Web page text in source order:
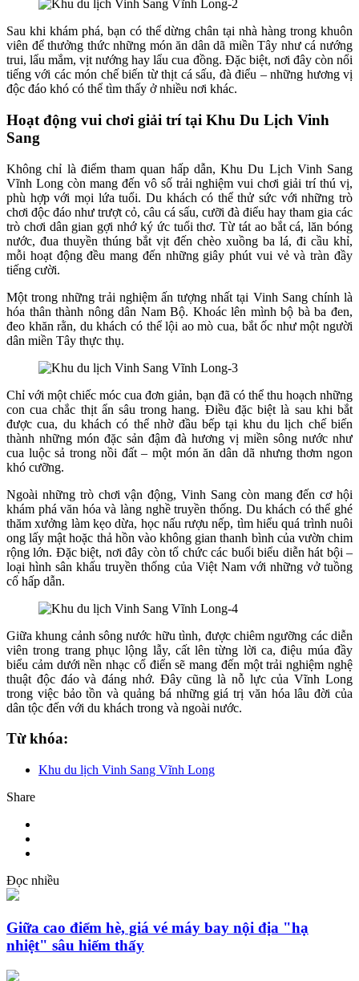
Sau khi khám phá, bạn có thể dừng chân tại nhà hàng trong khuôn
viên để thưởng thức những món ăn dân dã miền Tây như cá nướng
trui, lẩu mắm, vịt nướng hay lẩu cua đồng. Đặc biệt, nơi đây còn nổi
tiếng với các món chế biến từ thịt cá sấu, đà điểu – những hương vị
độc đáo khó có thể tìm thấy ở nhiều nơi khác.
Hoạt động vui chơi giải trí tại Khu Du Lịch Vinh
Sang
Không chỉ là điểm tham quan hấp dẫn, Khu Du Lịch Vinh Sang
Vĩnh Long còn mang đến vô số trải nghiệm vui chơi giải trí thú vị,
phù hợp với mọi lứa tuổi. Du khách có thể thử sức với những trò
chơi độc đáo như trượt cỏ, câu cá sấu, cưỡi đà điểu hay tham gia các
trò chơi dân gian gợi nhớ ký ức tuổi thơ. Từ tát ao bắt cá, lăn bóng
nước, đua thuyền thúng bắt vịt đến chèo xuồng ba lá, đi cầu khỉ,
mỗi hoạt động đều mang đến những giây phút vui vẻ và tràn đầy
tiếng cười.
Một trong những trải nghiệm ấn tượng nhất tại Vinh Sang chính là
hóa thân thành nông dân Nam Bộ. Khoác lên mình bộ bà ba đen,
đeo khăn rằn, du khách có thể lội ao mò cua, bắt ốc như một người
dân miền Tây thực thụ.
Chỉ với một chiếc móc cua đơn giản, bạn đã có thể thu hoạch những
con cua chắc thịt ẩn sâu trong hang. Điều đặc biệt là sau khi bắt
được cua, du khách có thể nhờ đầu bếp tại khu du lịch chế biến
thành những món đặc sản đậm đà hương vị miền sông nước như
cua luộc sả trong nồi đất – một món ăn dân dã nhưng thơm ngon
khó cưỡng.
Ngoài những trò chơi vận động, Vinh Sang còn mang đến cơ hội
khám phá văn hóa và làng nghề truyền thống. Du khách có thể ghé
thăm xưởng làm kẹo dừa, học nấu rượu nếp, tìm hiểu quá trình nuôi
ong lấy mật hoặc thả hồn vào không gian thanh bình của vườn chim
rộng lớn. Đặc biệt, nơi đây còn tổ chức các buổi biểu diễn hát bội –
loại hình sân khấu truyền thống của Việt Nam với những vở tuồng
cổ hấp dẫn.
Giữa khung cảnh sông nước hữu tình, được chiêm ngưỡng các diễn
viên trong trang phục lộng lẫy, cất lên từng lời ca, điệu múa đầy
biểu cảm dưới nền nhạc cổ điển sẽ mang đến một trải nghiệm nghệ
thuật độc đáo và đáng nhớ. Đây cũng là nỗ lực của Vĩnh Long
trong việc bảo tồn và quảng bá những giá trị văn hóa lâu đời của
dân tộc đến với du khách trong và ngoài nước.
Từ khóa:
Khu du lịch Vinh Sang Vĩnh Long
Share
Đọc nhiều
Giữa cao điểm hè, giá vé máy bay nội địa "hạ
nhiệt" sâu hiếm thấy